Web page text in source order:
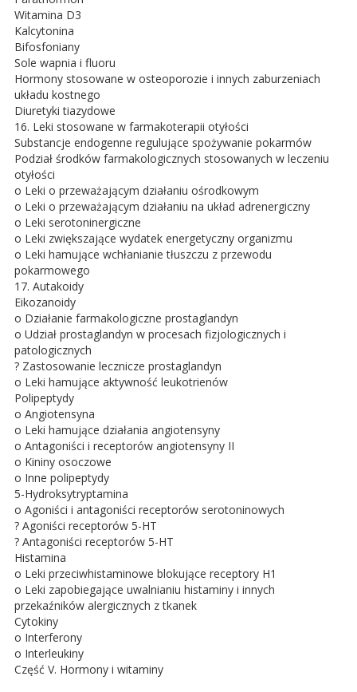
Witamina D3
Kalcytonina
Bifosfoniany
Sole wapnia i fluoru
Hormony stosowane w osteoporozie i innych zaburzeniach
układu kostnego
Diuretyki tiazydowe
16. Leki stosowane w farmakoterapii otyłości
Substancje endogenne regulujące spożywanie pokarmów
Podział środków farmakologicznych stosowanych w leczeniu
otyłości
o Leki o przeważającym działaniu ośrodkowym
o Leki o przeważającym działaniu na układ adrenergiczny
o Leki serotoninergiczne
o Leki zwiększające wydatek energetyczny organizmu
o Leki hamujące wchłanianie tłuszczu z przewodu
pokarmowego
17. Autakoidy
Eikozanoidy
o Działanie farmakologiczne prostaglandyn
o Udział prostaglandyn w procesach fizjologicznych i
patologicznych
? Zastosowanie lecznicze prostaglandyn
o Leki hamujące aktywność leukotrienów
Polipeptydy
o Angiotensyna
o Leki hamujące działania angiotensyny
o Antagoniści i receptorów angiotensyny II
o Kininy osoczowe
o Inne polipeptydy
5-Hydroksytryptamina
o Agoniści i antagoniści receptorów serotoninowych
? Agoniści receptorów 5-HT
? Antagoniści receptorów 5-HT
Histamina
o Leki przeciwhistaminowe blokujące receptory H1
o Leki zapobiegające uwalnianiu histaminy i innych
przekaźników alergicznych z tkanek
Cytokiny
o Interferony
o Interleukiny
Część V. Hormony i witaminy